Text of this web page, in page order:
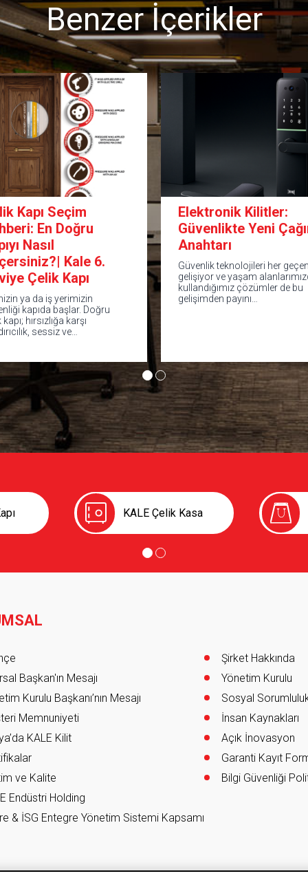
Benzer İçerikler
Kapı Seçim
En Doğru
Nasıl
Kale 6.
Çelik Kapı
ya da iş yerimizin
kapıda başlar. Doğru
hırsızlığa karşı
sessiz ve…
Elektronik Kilitler:
Güvenlikte Yeni
Anahtarı
Güvenlik teknolojileri her geçen
gelişiyor ve yaşam
kullandığımız çözümler de bu
gelişimden payını…
KALE Çelik Kasa
Başkan'ın Mesajı
Kurulu Başkanı’nın Mesajı
Memnuniyeti
KALE Kilit
ve Kalite
Endüstri Holding
& İSG Entegre Yönetim Sistemi Kapsamı
Şirket Hakkında
Yönetim Kurulu
Sosyal
İnsan Kaynakları
Açık İnovasyon
Garanti Kayıt
Bilgi Güvenliği